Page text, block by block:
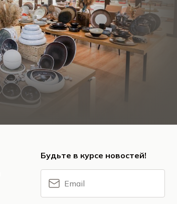
Будьте в курсе новостей!